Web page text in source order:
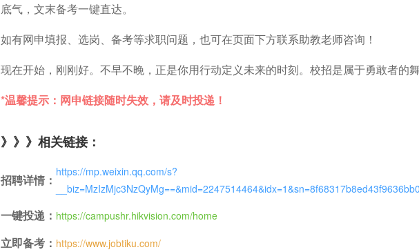
底气，文末备考一键直达。
如有网申填报、选岗、备考等求职问题，也可在页面下方联系助教老师咨询！
现在开始，刚刚好。不早不晚，正是你用行动定义未来的时刻。校招是属于勇敢者的舞
*温馨提示：网申链接随时失效，请及时投递！
》》》相关链接：
招聘详情：
https://mp.weixin.qq.com/s?
一键投递： https://campushr.hikvision.com/home
立即备考： https://www.jobtiku.com/